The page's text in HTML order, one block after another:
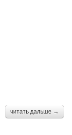
читать дальше →